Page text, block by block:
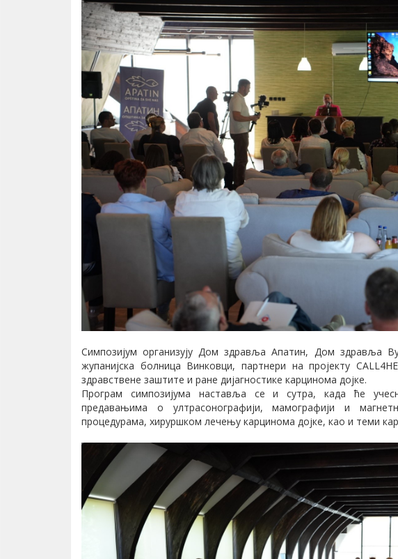
Симпозијум организују Дом здравља Апатин, Дом здравља
жупанијска болница Винковци, партнери на пројекту
здравствене заштите и ране дијагностике карцинома дојке.
Програм симпозијума наставља се и сутра, када ће
предавањима о ултрасонографији, мамографији и
процедурама, хируршком лечењу карцинома дојке, као и теми